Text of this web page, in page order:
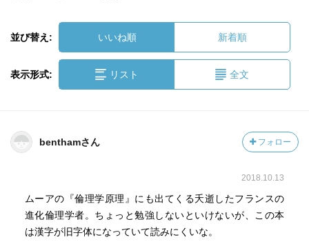
並び替え: いいね順 新着順
表示形式: リスト 全文
benthamさん フォロー
2018.10.13
ムーアの『倫理学原理』にも出てくる夭逝したフランスの
進化倫理学者。ちょっと勉強しないといけないが、この本
は漢字が旧字体になっていて読みにくいな。